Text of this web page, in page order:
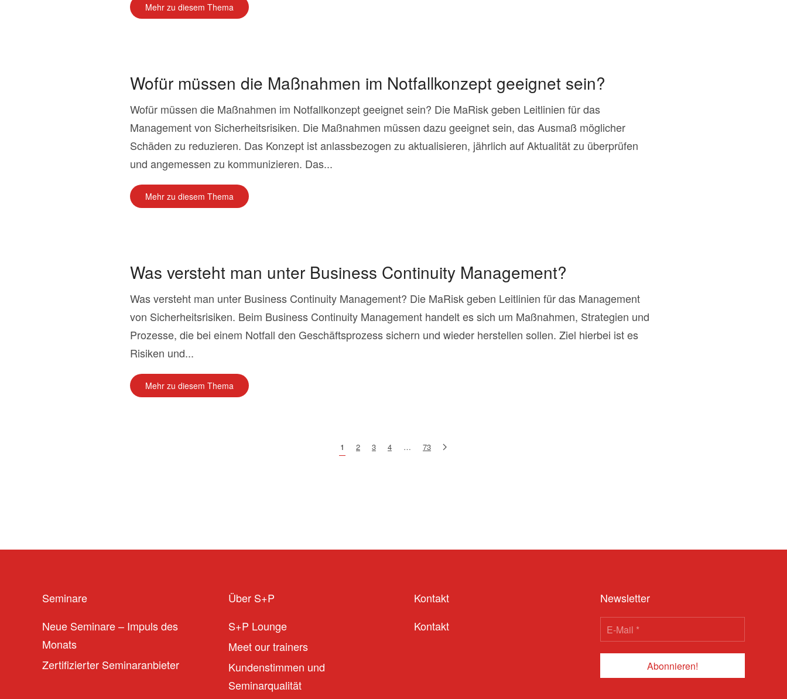
Mehr zu diesem Thema
Wofür müssen die Maßnahmen im Notfallkonzept geeignet sein?
Wofür müssen die Maßnahmen im Notfallkonzept geeignet sein? Die MaRisk geben Leitlinien für das
Management von Sicherheitsrisiken. Die Maßnahmen müssen dazu geeignet sein, das Ausmaß möglicher
Schäden zu reduzieren. Das Konzept ist anlassbezogen zu aktualisieren, jährlich auf Aktualität zu überprüfen
und angemessen zu kommunizieren. Das...
Mehr zu diesem Thema
Was versteht man unter Business Continuity Management?
Was versteht man unter Business Continuity Management? Die MaRisk geben Leitlinien für das Management
von Sicherheitsrisiken. Beim Business Continuity Management handelt es sich um Maßnahmen, Strategien und
Prozesse, die bei einem Notfall den Geschäftsprozess sichern und wieder herstellen sollen. Ziel hierbei ist es
Risiken und...
Mehr zu diesem Thema
1 2 3 4 … 73
Seminare
Neue Seminare – Impuls des
Monats
Zertifizierter Seminaranbieter
Über S+P
S+P Lounge
Meet our trainers
Kundenstimmen und
Seminarqualität
Kontakt
Kontakt
Newsletter